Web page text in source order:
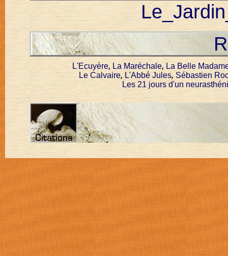
L'Ecuyère, La Maréchale, La Belle
Le Calvaire, L'Abbé Jules, Sébastien
Les 21 jours d'un